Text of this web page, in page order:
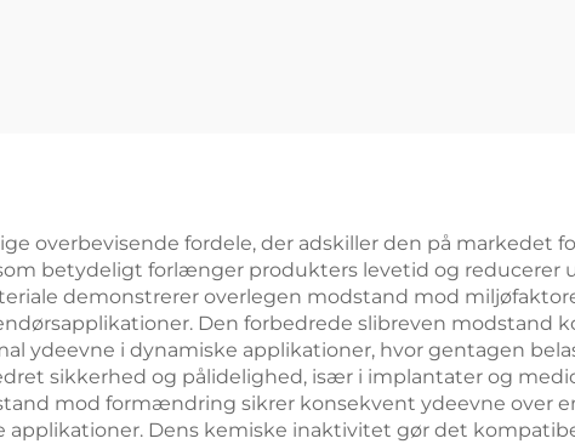
overbevisende fordele, der adskiller den på markedet
betydeligt forlænger produkters levetid og reducerer
demonstrerer overlegen modstand mod
Den forbedrede slibreven modstand
ydeevne i dynamiske applikationer, hvor gentagen
sikkerhed og pålidelighed, især i implantater og
mod formændring sikrer konsekvent ydeevne over
Dens kemiske inaktivitet gør det